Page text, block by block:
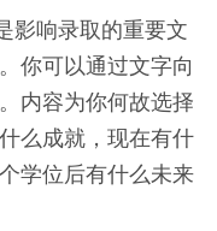
影响录取的重要文
你可以通过文字向
内容为你何故选择
么成就，现在有什
学位后有什么未来